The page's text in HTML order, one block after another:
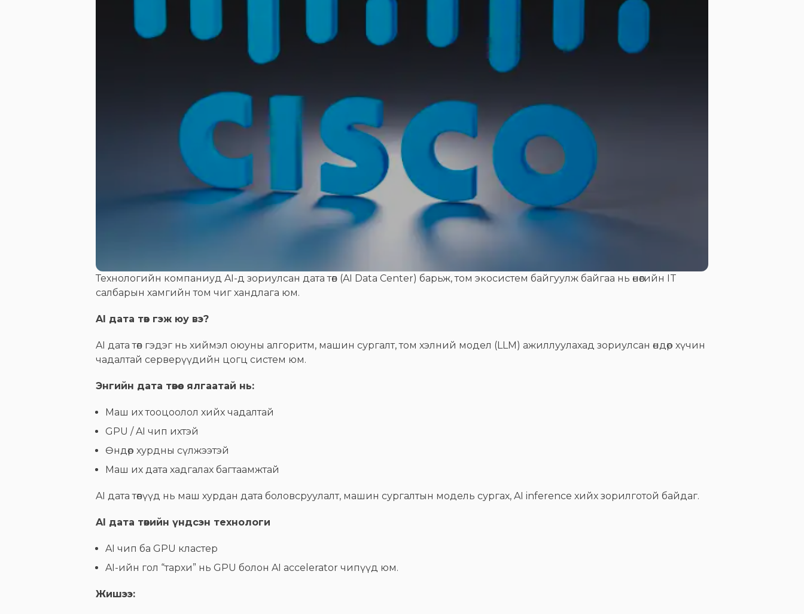
Технологийн компаниуд AI-д зориулсан дата төв (AI Data Center) барьж, том экосистем байгуулж байгаа нь өнөөгийн IT
салбарын хамгийн том чиг хандлага юм.
AI дата төв гэж юу вэ?
AI дата төв гэдэг нь хиймэл оюуны алгоритм, машин сургалт, том хэлний модел (LLM) ажиллуулахад зориулсан өндөр хүчин
чадалтай серверүүдийн цогц систем юм.
Энгийн дата төвөөс ялгаатай нь:
Маш их тооцоолол хийх чадалтай
GPU / AI чип ихтэй
Өндөр хурдны сүлжээтэй
Маш их дата хадгалах багтаамжтай
AI дата төвүүд нь маш хурдан дата боловсруулалт, машин сургалтын модель сургах, AI inference хийх зорилготой байдаг.
AI дата төвийн үндсэн технологи
AI чип ба GPU кластер
AI-ийн гол “тархи” нь GPU болон AI accelerator чипүүд юм.
Жишээ: